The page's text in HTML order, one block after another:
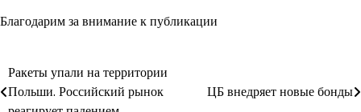
Благодарим за внимание к публикации
Навигация
по
Ракеты упали на территории
Польши. Российский рынок
ЦБ внедряет новые бонды